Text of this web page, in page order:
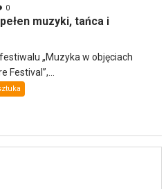
0
muzyki, tańca i
„Muzyka w objęciach